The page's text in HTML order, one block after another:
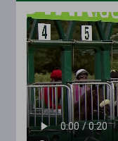
Rennbahnen